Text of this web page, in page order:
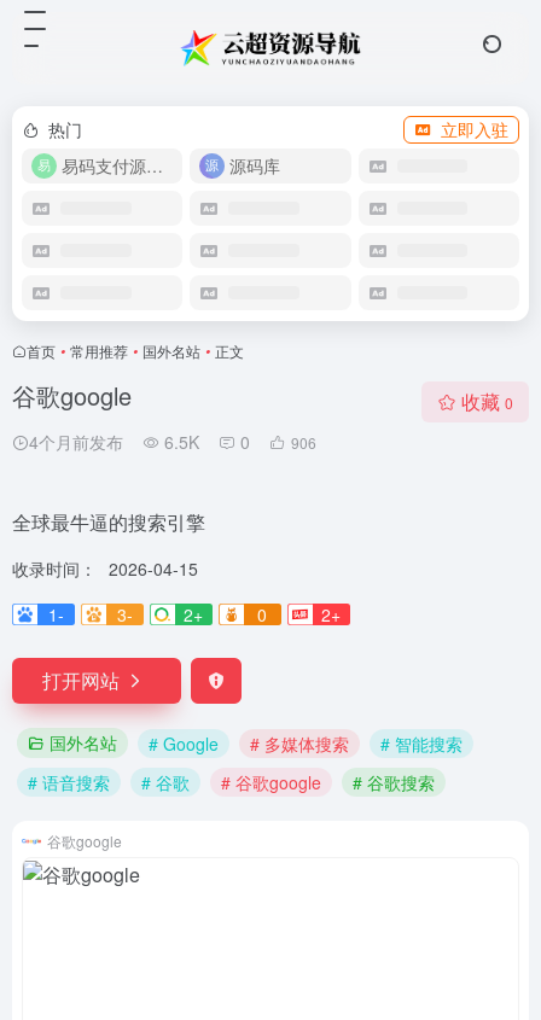
热门
立即入驻
易码支付源码下载
源码库
首页 • 常用推荐 • 国外名站 • 正文
谷歌google
4个月前发布 6.5K 0 906
收藏 0
全球最牛逼的搜索引擎
收录时间：
2026-04-15
1-
3- 2+ 0 2+
打开网站
国外名站 # Google # 多媒体搜索
# 智能搜索
# 语音搜索
# 谷歌 # 谷歌google # 谷歌搜索
谷歌google